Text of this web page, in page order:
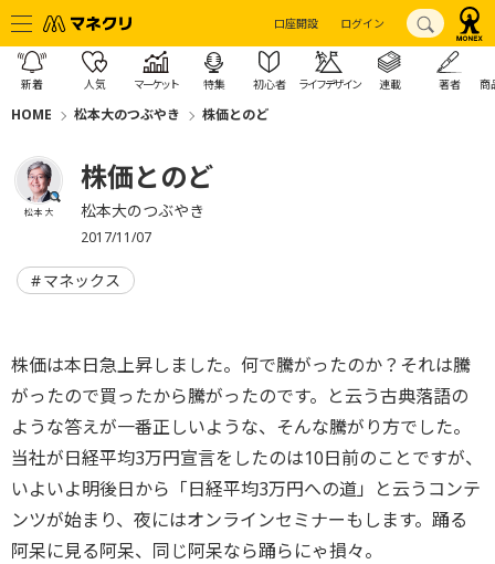
口座開設 ログイン
新着 人気 マーケット 特集 初心者 ライフデザイン 連載 著者 商
HOME 松本大のつぶやき 株価とのど
松本 大
株価とのど
松本大のつぶやき
2017/11/07
マネックス
株価は本日急上昇しました。何で騰がったのか？それは騰
がったので買ったから騰がったのです。と云う古典落語の
ような答えが一番正しいような、そんな騰がり方でした。
当社が日経平均3万円宣言をしたのは10日前のことですが、
いよいよ明後日から「日経平均3万円への道」と云うコンテ
ンツが始まり、夜にはオンラインセミナーもします。踊る
阿呆に見る阿呆、同じ阿呆なら踊らにゃ損々。